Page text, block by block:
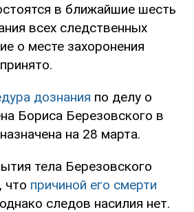
в ближайшие шесть
всех следственных
о месте захоронения
дознания по делу о
Бориса Березовского в
на 28 марта.
тела Березовского
что причиной его смерти
следов насилия нет.